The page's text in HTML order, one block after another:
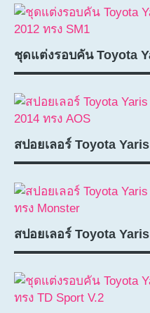
ชุดแต่งรอบคัน Toyota
สปอยเลอร์ Toyota
สปอยเลอร์ Toyota